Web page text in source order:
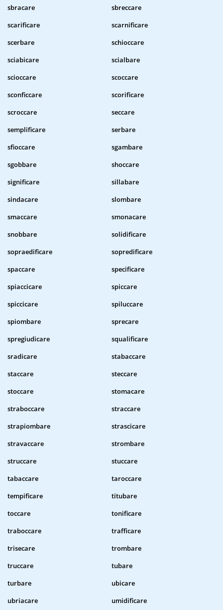
sbracare
sbreccare
scarificare
scarnificare
scerbare
schioccare
sciabicare
scialbare
scioccare
scoccare
sconficcare
scorificare
scroccare
seccare
semplificare
serbare
sfioccare
sgambare
sgobbare
shoccare
significare
sillabare
sindacare
slombare
smaccare
smonacare
snobbare
solidificare
sopraedificare
sopredificare
spaccare
specificare
spiaccicare
spiccare
spiccicare
spiluccare
spiombare
sprecare
spregiudicare
squalificare
sradicare
stabaccare
staccare
steccare
stoccare
stomacare
straboccare
straccare
strapiombare
strascicare
stravaccare
strombare
struccare
stuccare
tabaccare
taroccare
tempificare
titubare
toccare
tonificare
traboccare
trafficare
trisecare
trombare
truccare
tubare
turbare
ubicare
ubriacare
umidificare